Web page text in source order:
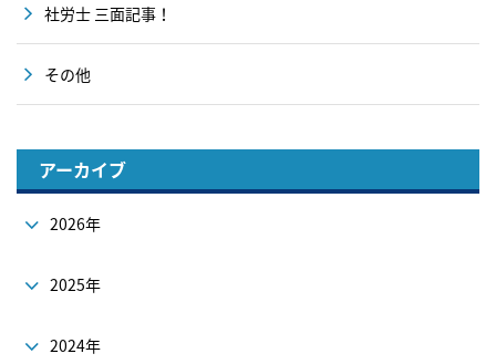
社労士 三面記事！
その他
アーカイブ
2026年
2025年
2024年